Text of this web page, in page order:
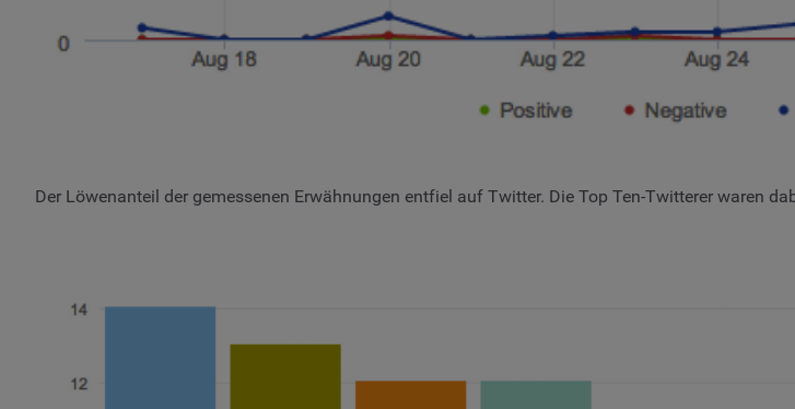
Der Löwenanteil der gemessenen Erwähnungen entfiel auf Twitter. Die Top Ten-Twitterer waren